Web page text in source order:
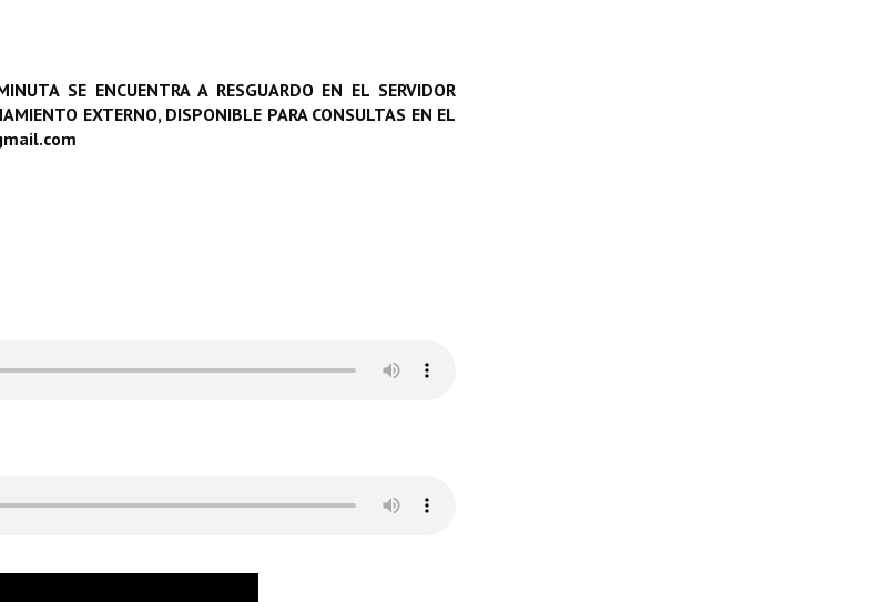
SE ENCUENTRA A RESGUARDO EN EL SERVIDOR
EXTERNO, DISPONIBLE PARA CONSULTAS EN EL